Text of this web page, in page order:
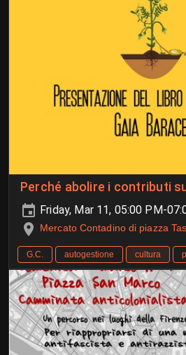
Perché abolire i contributi
Friday, Mar 11, 05:00 PM-
Mercato Contadino di piazza
G.C. autogestione cultura